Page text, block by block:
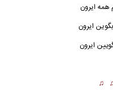
ایرون
ایرون
ایرون
♫